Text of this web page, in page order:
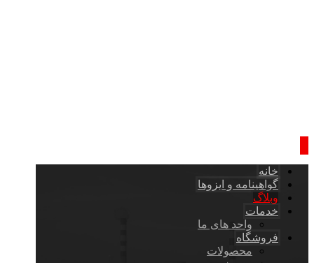
خانه
گواهینامه و ایزوها
وبلاگ
خدمات
واحد های ما
فروشگاه
محصولات